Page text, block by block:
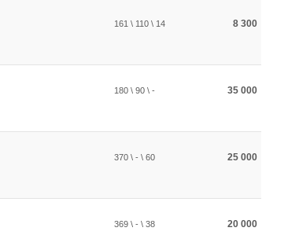
161 \ 110 \ 14 8 300
180 \ 90 \ - 35 000
370 \ - \ 60 25 000
369 \ - \ 38 20 000